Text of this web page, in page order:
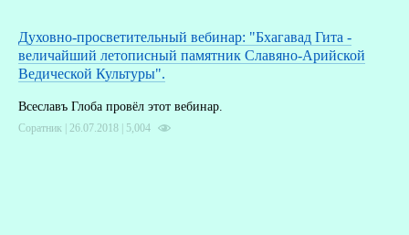
Духовно-просветительный вебинар: "Бхагавад Гита -
величайший летописный памятник Славяно-Арийской
Ведической Культуры".
Всеславъ Глоба провёл этот вебинар.
Соратник | 26.07.2018 | 5,004